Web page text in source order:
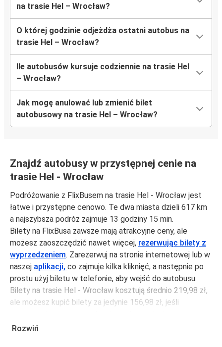
na trasie Hel – Wrocław?
O której godzinie odjeżdża ostatni autobus na
trasie Hel – Wrocław?
Ile autobusów kursuje codziennie na trasie Hel
– Wrocław?
Jak mogę anulować lub zmienić bilet
autobusowy na trasie Hel – Wrocław?
Znajdź autobusy w przystępnej cenie na
trasie Hel - Wrocław
Podróżowanie z FlixBusem na trasie Hel - Wrocław jest
łatwe i przystępne cenowo. Te dwa miasta dzieli 617 km
a najszybsza podróż zajmuje 13 godziny 15 min.
Bilety na FlixBusa zawsze mają atrakcyjne ceny, ale
możesz zaoszczędzić nawet więcej, rezerwując bilety z
wyprzedzeniem. Zarezerwuj na stronie internetowej lub w
naszej aplikacji, co zajmuje kilka kliknięć, a następnie po
prostu użyj biletu w telefonie, aby wejść do autobusu.
Bilety na trasie Hel - Wrocław kosztują średnio 219,98 zł,
ale możesz kupić bilety za jedynie 156,98 zł, jeśli
unikając weekendów i świąt. Aby podróżować szybko,
Rozwiń